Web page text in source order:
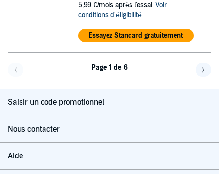
5,99 €/mois après l'essai. Voir
conditions d'éligibilité
Essayez Standard gratuitement
Page 1 de 6
Saisir un code promotionnel
Nous contacter
Aide